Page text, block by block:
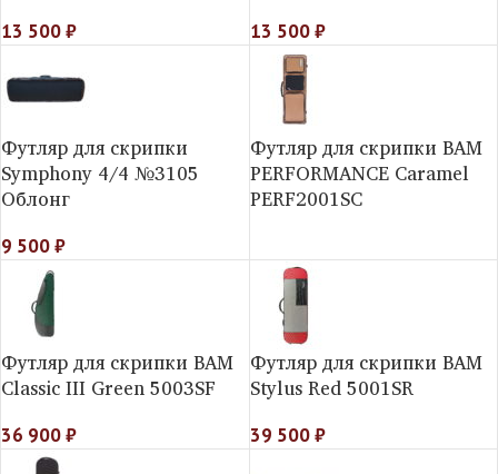
13 500₽ 13 500₽
Футляр для скрипки
Symphony 4/4 №3105
Облонг
9 500₽
Футляр для скрипки BAM
PERFORMANCE Caramel
PERF2001SC
Футляр для скрипки BAM
Classic III Green 5003SF
36 900₽
Футляр для скрипки BAM
Stylus Red 5001SR
39 500₽